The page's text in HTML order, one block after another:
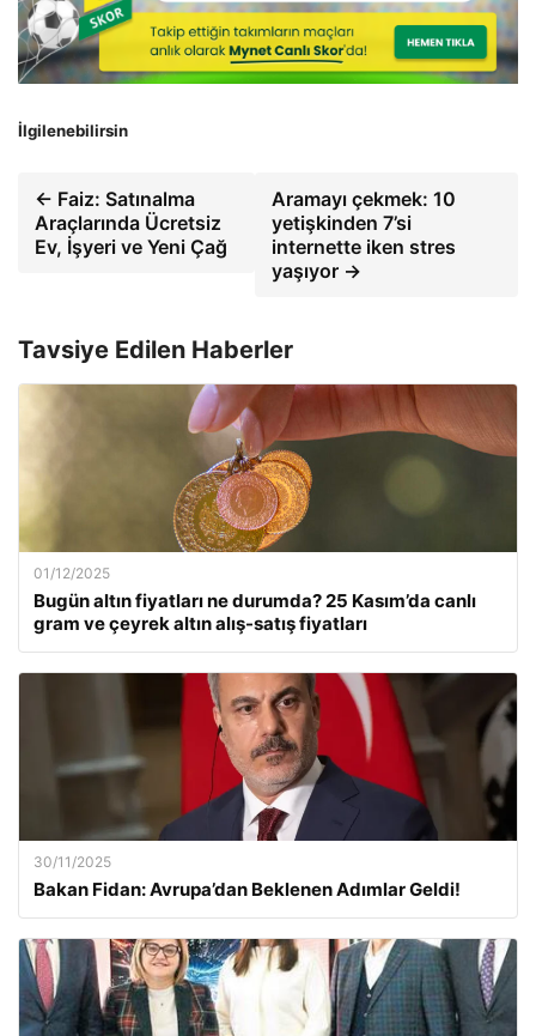
İlgilenebilirsin
← Faiz: Satınalma
Araçlarında Ücretsiz
Ev, İşyeri ve Yeni Çağ
Aramayı çekmek: 10
yetişkinden 7’si
internette iken stres
yaşıyor →
Tavsiye Edilen Haberler
01/12/2025
Bugün altın fiyatları ne durumda? 25 Kasım’da canlı
gram ve çeyrek altın alış-satış fiyatları
30/11/2025
Bakan Fidan: Avrupa’dan Beklenen Adımlar Geldi!